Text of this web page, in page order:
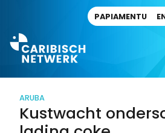
PAPIAMENTU
ARUBA
Kustwacht